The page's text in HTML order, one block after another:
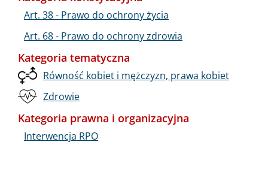
Art. 38 - Prawo do ochrony życia
Art. 68 - Prawo do ochrony zdrowia
Kategoria tematyczna
Równość kobiet i mężczyzn, prawa kobiet
Zdrowie
Kategoria prawna i organizacyjna
Interwencja RPO